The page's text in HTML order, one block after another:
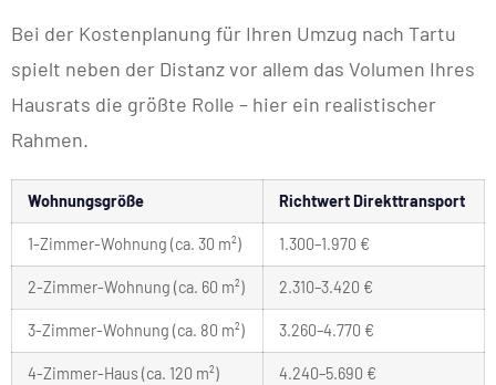
Bei der Kostenplanung für Ihren Umzug nach Tartu
spielt neben der Distanz vor allem das Volumen Ihres
Hausrats die größte Rolle – hier ein realistischer
Rahmen.
Wohnungsgröße Richtwert Direkttransport
1-Zimmer-Wohnung (ca. 30 m²) 1.300–1.970 €
2-Zimmer-Wohnung (ca. 60 m²) 2.310–3.420 €
3-Zimmer-Wohnung (ca. 80 m²) 3.260–4.770 €
4-Zimmer-Haus (ca. 120 m²) 4.240–5.690 €